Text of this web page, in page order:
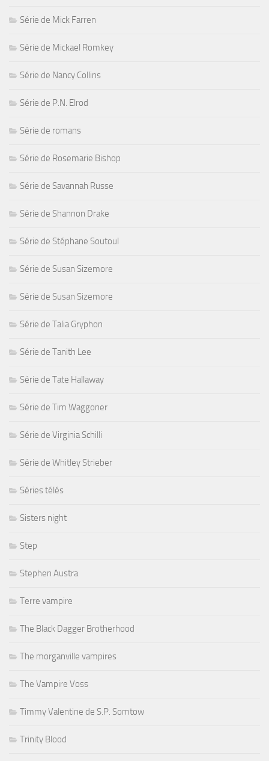
Série de Mick Farren
Série de Mickael Romkey
Série de Nancy Collins
Série de P.N. Elrod
Série de romans
Série de Rosemarie Bishop
Série de Savannah Russe
Série de Shannon Drake
Série de Stéphane Soutoul
Série de Susan Sizemore
Série de Susan Sizemore
Série de Talia Gryphon
Série de Tanith Lee
Série de Tate Hallaway
Série de Tim Waggoner
Série de Virginia Schilli
Série de Whitley Strieber
Séries télés
Sisters night
Step
Stephen Austra
Terre vampire
The Black Dagger Brotherhood
The morganville vampires
The Vampire Voss
Timmy Valentine de S.P. Somtow
Trinity Blood